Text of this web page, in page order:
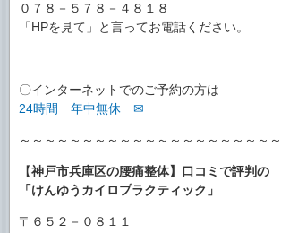
０７８－５７８－４８１８
「HPを見て」と言ってお電話ください。
〇インターネットでのご予約の方は
24時間 年中無休 ✉
～～～～～～～～～～～～～～～～～～～～
【神戸市兵庫区の腰痛整体】口コミで評判の
「けんゆうカイロプラクティック」
〒６５２－０８１１